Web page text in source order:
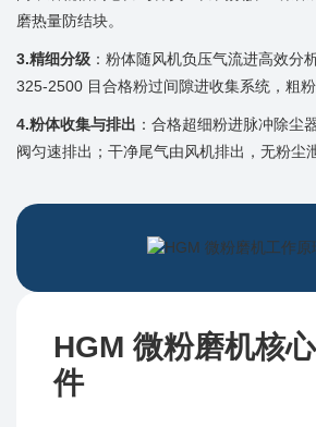
磨热量防结块。
3.精细分级 ：粉体随风机负压气流进高效分
325-2500 目合格粉过间隙进收集系统，粗粉
4.粉体收集与排出 ：合格超细粉进脉冲除尘
阀匀速排出；干净尾气由风机排出，无粉尘
HGM 微粉磨机核
件